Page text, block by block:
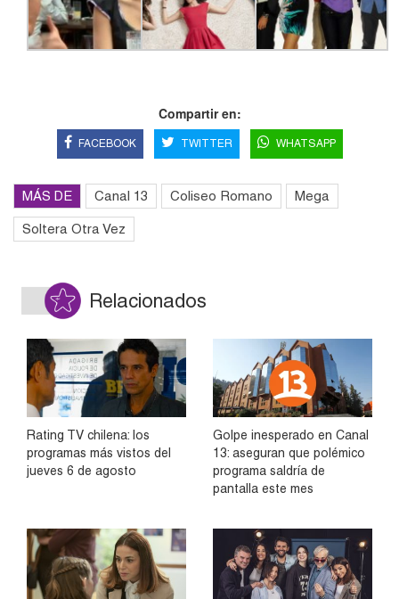
Compartir en:
FACEBOOK TWITTER WHATSAPP
MÁS DE Canal 13 Coliseo Romano Mega
Soltera Otra Vez
Relacionados
Rating TV chilena: los
programas más vistos del
jueves 6 de agosto
Golpe inesperado en Canal
13: aseguran que polémico
programa saldría de
pantalla este mes